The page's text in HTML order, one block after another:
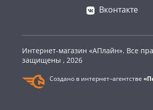
Вконтакте
Интернет-магазин «АПлайн». Все
защищены , 2026
Создано в интернет–агентстве